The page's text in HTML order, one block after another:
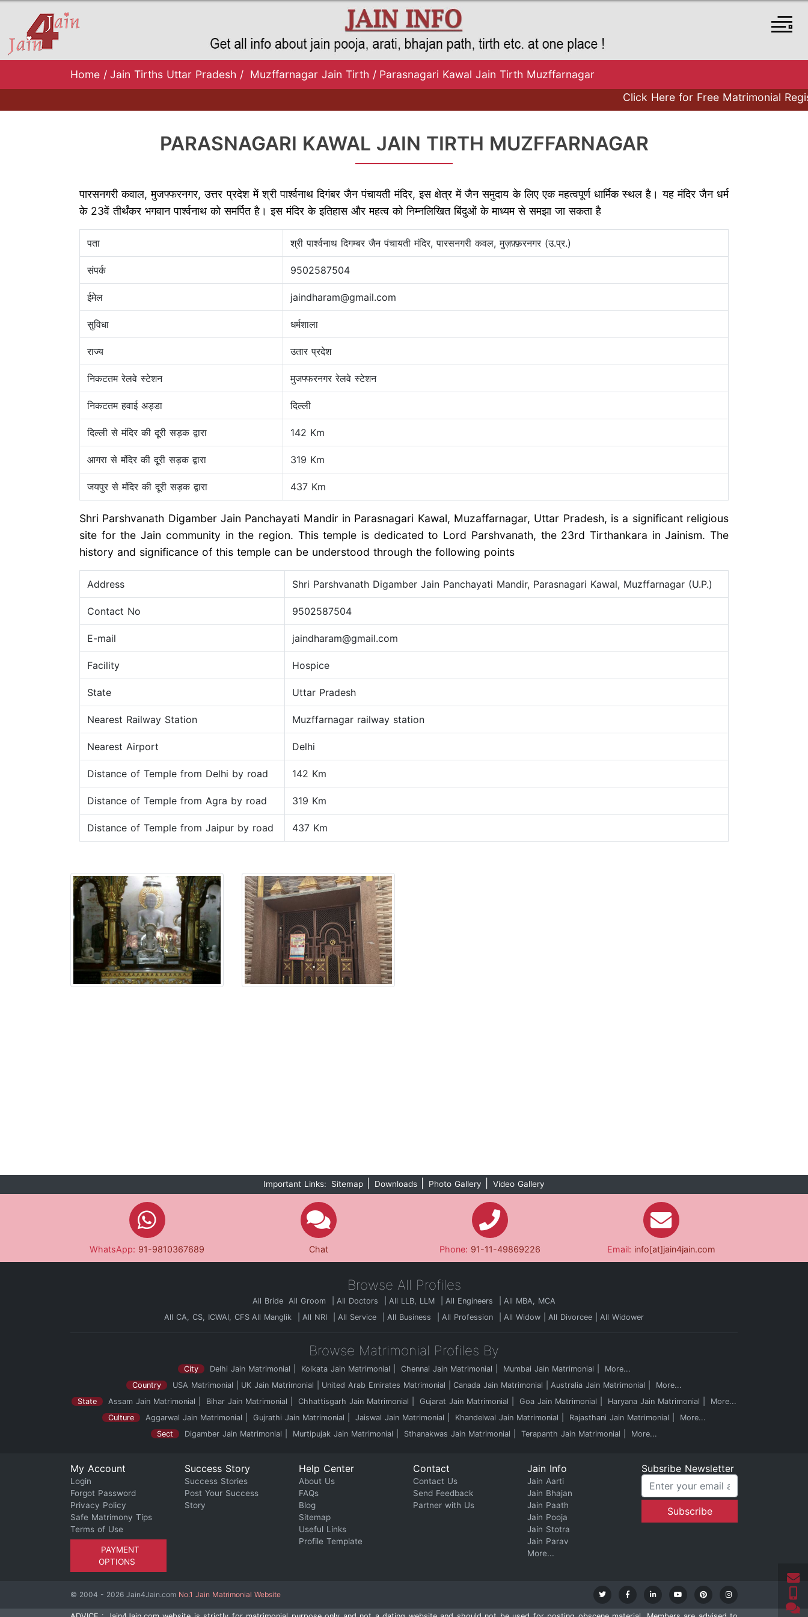
Home / Jain Tirths Uttar Pradesh / Muzffarnagar Jain Tirth / Parasnagari Kawal Jain Tirth Muzffarnagar
Click Here for Free Matrimonial
PARASNAGARI KAWAL JAIN TIRTH MUZFFARNAGAR
पारसनगरी कवाल, मुजफ्फरनगर, उत्तर प्रदेश में श्री पार्श्वनाथ दिगंबर जैन पंचायती मंदिर, इस क्षेत्र में जैन समुदाय के लिए एक महत्वपूर्ण धार्मिक स्थल है। यह मंदिर जैन धर्म
के 23वें तीर्थंकर भगवान पार्श्वनाथ को समर्पित है। इस मंदिर के इतिहास और महत्व को निम्नलिखित बिंदुओं के माध्यम से समझा जा सकता है
पता श्री पार्श्वनाथ दिगम्बर जैन पंचायती मंदिर, पारसनगरी कवल, मुज़फ़्फ़रनगर (उ.प्र.)
संपर्क 9502587504
ईमेल jaindharam@gmail.com
सुविधा धर्मशाला
राज्य उतार प्रदेश
निकटतम रेलवे स्टेशन मुजफ्फरनगर रेलवे स्टेशन
निकटतम हवाई अड्डा दिल्ली
दिल्ली से मंदिर की दूरी सड़क द्वारा 142 Km
आगरा से मंदिर की दूरी सड़क द्वारा 319 Km
जयपुर से मंदिर की दूरी सड़क द्वारा 437 Km
Shri Parshvanath Digamber Jain Panchayati Mandir in Parasnagari Kawal, Muzaffarnagar, Uttar Pradesh, is a significant religious
site for the Jain community in the region. This temple is dedicated to Lord Parshvanath, the 23rd Tirthankara in Jainism. The
history and significance of this temple can be understood through the following points
Address Shri Parshvanath Digamber Jain Panchayati Mandir, Parasnagari Kawal, Muzffarnagar (U.P.)
Contact No 9502587504
E-mail jaindharam@gmail.com
Facility Hospice
State Uttar Pradesh
Nearest Railway Station Muzffarnagar railway station
Nearest Airport Delhi
Distance of Temple from Delhi by road 142 Km
Distance of Temple from Agra by road 319 Km
Distance of Temple from Jaipur by road 437 Km
Important Links: Sitemap Downloads Photo Gallery Video Gallery
WhatsApp: 91-9810367689 Chat Phone: 91-11-49869226 Email: info[at]jain4jain.com
Browse All Profiles
All Bride All Groom All Doctors All LLB, LLM All Engineers
All MBA, MCA
All CA, CS, ICWAI, CFS All Manglik All NRI All Service All Business All Profession All Widow All Divorcee All Widower
Browse Matrimonial Profiles By
City Delhi Jain Matrimonial Kolkata Jain Matrimonial Chennai Jain Matrimonial Mumbai Jain Matrimonial
More...
Country
USA Matrimonial UK Jain Matrimonial United Arab Emirates Matrimonial Canada Jain Matrimonial Australia Jain Matrimonial
More...
State
Assam Jain Matrimonial Bihar Jain Matrimonial Chhattisgarh Jain Matrimonial Gujarat Jain Matrimonial Goa Jain Matrimonial Haryana Jain Matrimonial
More...
Culture
Aggarwal Jain Matrimonial Gujrathi Jain Matrimonial Jaiswal Jain Matrimonial Khandelwal Jain Matrimonial Rajasthani Jain Matrimonial
More...
Sect
Digamber Jain Matrimonial Murtipujak Jain Matrimonial Sthanakwas Jain Matrimonial Terapanth Jain Matrimonial More...
My Account
Login
Forgot Password
Privacy Policy
Safe Matrimony Tips
Terms of Use
PAYMENT
OPTIONS
Success Story
Success Stories
Post Your Success
Story
Help Center
About Us
FAQs
Blog
Sitemap
Useful Links
Profile Template
Contact
Contact Us
Send Feedback
Partner with Us
Jain Info
Jain Aarti
Jain Bhajan
Jain Paath
Jain Pooja
Jain Stotra
Jain Parav
More...
Subsribe Newsletter
© 2004 - 2026 Jain4Jain.com No.1 Jain Matrimonial Website